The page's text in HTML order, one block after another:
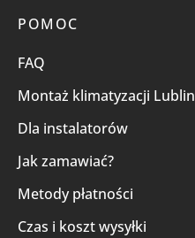
POMOC
FAQ
Montaż klimatyzacji Lublin
Dla instalatorów
Jak zamawiać?
Metody płatności
Czas i koszt wysyłki